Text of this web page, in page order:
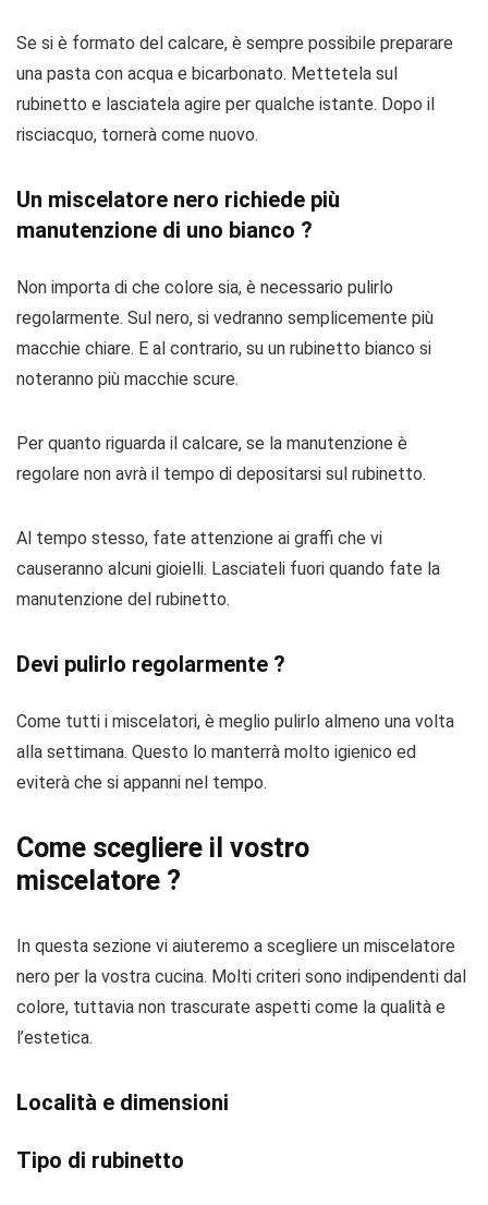
Se si è formato del calcare, è sempre possibile preparare
una pasta con acqua e bicarbonato. Mettetela sul
rubinetto e lasciatela agire per qualche istante. Dopo il
risciacquo, tornerà come nuovo.
Un miscelatore nero richiede più
manutenzione di uno bianco ?
Non importa di che colore sia, è necessario pulirlo
regolarmente. Sul nero, si vedranno semplicemente più
macchie chiare. E al contrario, su un rubinetto bianco si
noteranno più macchie scure.
Per quanto riguarda il calcare, se la manutenzione è
regolare non avrà il tempo di depositarsi sul rubinetto.
Al tempo stesso, fate attenzione ai graffi che vi
causeranno alcuni gioielli. Lasciateli fuori quando fate la
manutenzione del rubinetto.
Devi pulirlo regolarmente ?
Come tutti i miscelatori, è meglio pulirlo almeno una volta
alla settimana. Questo lo manterrà molto igienico ed
eviterà che si appanni nel tempo.
Come scegliere il vostro
miscelatore ?
In questa sezione vi aiuteremo a scegliere un miscelatore
nero per la vostra cucina. Molti criteri sono indipendenti dal
colore, tuttavia non trascurate aspetti come la qualità e
l’estetica.
Località e dimensioni
Tipo di rubinetto